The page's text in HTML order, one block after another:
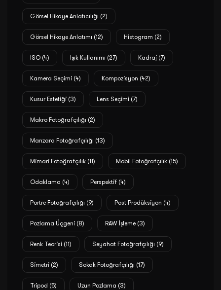
Görsel Hikaye Anlatıcılığı (2)
Görsel Hikaye Anlatımı (12) Histogram (2)
ISO (4) Işık Kullanımı (27) Kadraj (7)
Kamera Seçimi (4) Kompozisyon (42)
Kusur Estetiği (3) Lens Seçimi (7)
Makro Fotoğrafçılığı (2)
Manzara Fotoğrafçılığı (13)
Mimari Fotoğrafçılık (11) Mobil Fotoğrafçılık (15)
Odaklama (4) Perspektif (4)
Portre Fotoğrafçılığı (9) Post Prodüksiyon (4)
Pozlama Üçgeni (8) RAW İşleme (3)
Renk Teorisi (11) Seyahat Fotoğrafçılığı (9)
Simetri (2) Sokak Fotoğrafçılığı (17)
Tripod (5) Uzun Pozlama (3)